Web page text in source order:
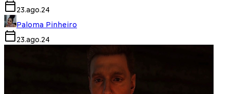
23.ago.24
Paloma Pinheiro
23.ago.24